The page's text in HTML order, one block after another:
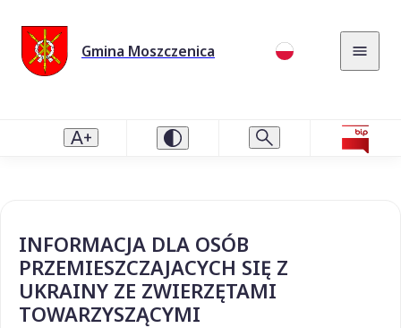
Gmina Moszczenica
INFORMACJA DLA OSÓB
PRZEMIESZCZAJACYCH SIĘ Z
UKRAINY ZE ZWIERZĘTAMI
TOWARZYSZĄCYMI